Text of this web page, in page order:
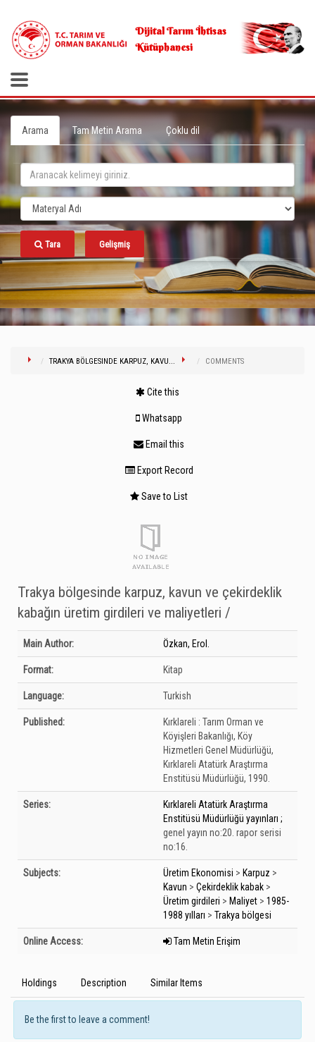
Dijital Tarım İhtisas
Kütüphanesi
Arama Tam Metin Arama Çoklu dil
Tara Gelişmiş
TRAKYA BÖLGESINDE KARPUZ, KAVU... COMMENTS
Cite this
Whatsapp
Email this
Export Record
Save to List
Trakya bölgesinde karpuz, kavun ve çekirdeklik
kabağın üretim girdileri ve maliyetleri /
Bibliographic Details
Main Author: Özkan, Erol.
Format: Kitap
Language: Turkish
Published: Kırklareli : Tarım Orman ve
Köyişleri Bakanlığı, Köy
Hizmetleri Genel Müdürlüğü,
Kırklareli Atatürk Araştırma
Enstitüsü Müdürlüğü, 1990.
Series:
Kırklareli Atatürk Araştırma
Enstitüsü Müdürlüğü yayınları ;
genel yayın no:20. rapor serisi
no:16.
Subjects: Üretim Ekonomisi > Karpuz >
Kavun > Çekirdeklik kabak >
Üretim girdileri > Maliyet > 1985-
1988 yılları > Trakya bölgesi
Online Access: Tam Metin Erişim
Holdings Description Similar Items
Be the first to leave a comment!